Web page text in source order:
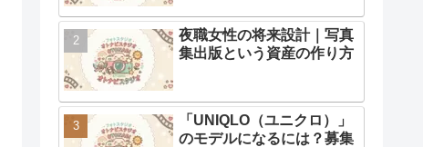
夜職女性の将来設計｜写真
集出版という資産の作り方
「UNIQLO（ユニクロ）」
のモデルになるには？募集